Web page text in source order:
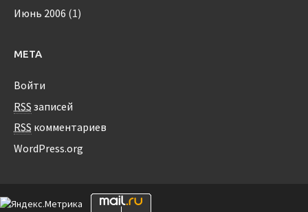
Июнь 2006 (1)
МЕТА
Войти
RSS записей
RSS комментариев
WordPress.org